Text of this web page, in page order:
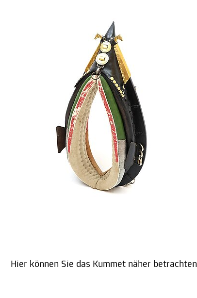
Hier können Sie das Kummet näher